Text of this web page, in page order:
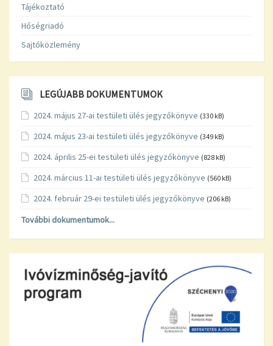
Tájékoztató
Hőségriadó
Sajtóközlemény
LEGÚJABB DOKUMENTUMOK
2024. május 27-ai testületi ülés jegyzőkönyve (330 kB)
2024. május 23-ai testületi ülés jegyzőkönyve (349 kB)
2024. április 25-ei testületi ülés jegyzőkönyve (828 kB)
2024. március 11-ai testületi ülés jegyzőkönyve (560 kB)
2024. február 29-ei testületi ülés jegyzőkönyve (206 kB)
További dokumentumok...